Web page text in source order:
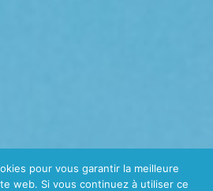
pour vous garantir la meilleure
web. Si vous continuez à utiliser ce